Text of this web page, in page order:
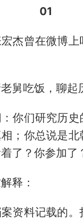
01
杰曾在微博上
舅吃饭，聊起
你们研究历史
；你总说是
了？你参加了
释：
资料记载的。